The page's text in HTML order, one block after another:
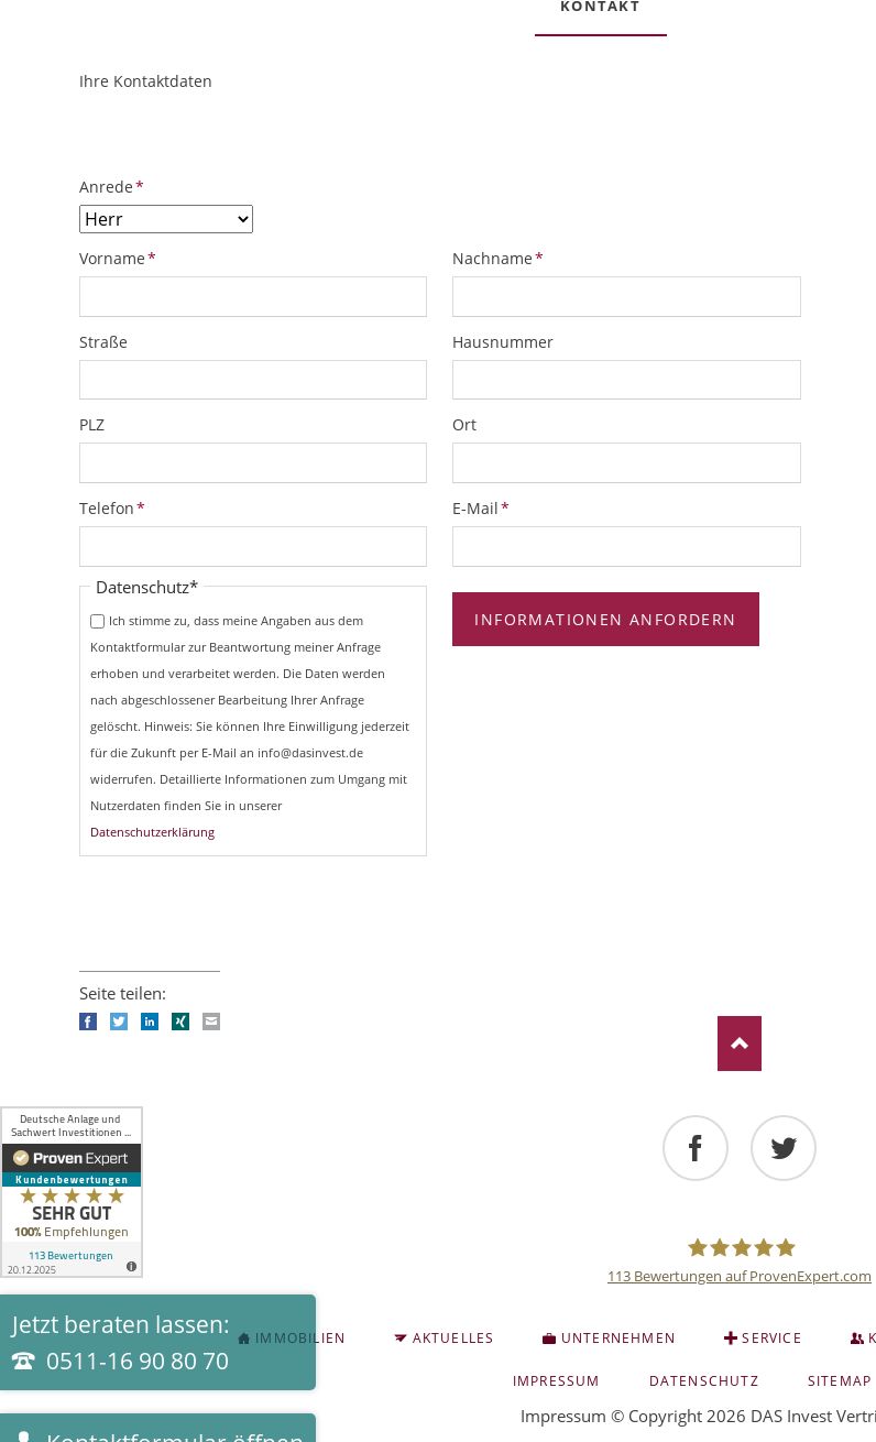
Jetzt beraten lassen:
0511-16 90 80 70
KONTAKT
ObjektPlatzhalter
URL
Ihre Kontaktdaten
Pflichtfeld
Anrede*
Pflichtfeld
Vorname* Pflichtfeld
Nachname*
Straße Hausnummer
PLZ Ort
Pflichtfeld
Telefon* Pflichtfeld
E-Mail*
Pflichtfeld
Datenschutz*
Ich stimme zu, dass meine Angaben aus dem
Kontaktformular zur Beantwortung meiner Anfrage
erhoben und verarbeitet werden. Die Daten werden
nach abgeschlossener Bearbeitung Ihrer Anfrage
gelöscht. Hinweis: Sie können Ihre Einwilligung jederzeit
für die Zukunft per E-Mail an info@dasinvest.de
widerrufen. Detaillierte Informationen zum Umgang mit
Nutzerdaten finden Sie in unserer
Datenschutzerklärung
INFORMATIONEN ANFORDERN
Seite teilen:
FacebookTwitterLinkedIn
Xing
und
113 Bewertungen auf ProvenExpert.com
NAVIGATION
ÜBERSPRINGEN
IMMOBILIEN AKTUELLES UNTERNEHMEN SERVICE
ÜBERSPRINGEN
IMPRESSUM DATENSCHUTZ SITEMAP
Impressum © Copyright 2026 DAS Invest